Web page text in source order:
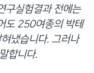
구실험결과 전에는
도 250여종의 박테
냈습니다. 그러나
합니다.